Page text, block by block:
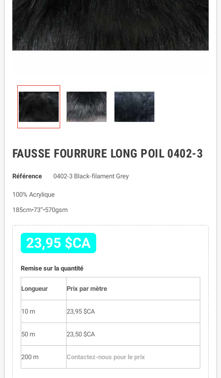
FAUSSE FOURRURE LONG POIL 0402-3
Référence 0402-3 Black-filament Grey
100% Acrylique
185cm•73”•570gsm
23,95 $CA
Remise sur la quantité
Longueur Prix par mètre
10 m 23,95 $CA
50 m 23,50 $CA
200 m Contactez-nous pour le prix